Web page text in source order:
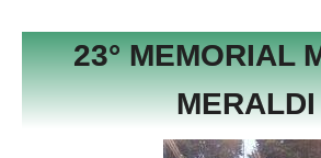
23° MEMORIAL
MERALDI